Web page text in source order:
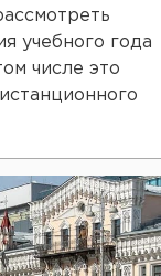
учебного года
числе это